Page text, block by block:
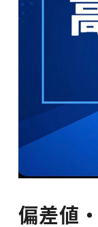
偏差値